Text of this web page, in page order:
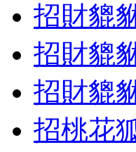
招財貔
招財貔
招財貔
招桃花